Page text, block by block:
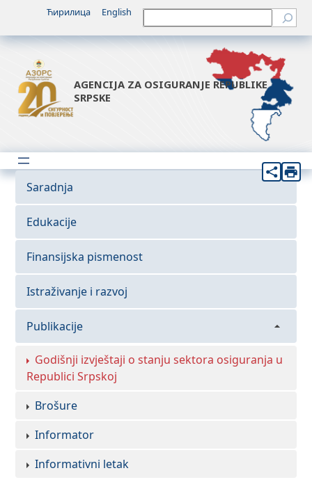
Ћирилица English Претрага
AGENCIJA ZA OSIGURANJE REPUBLIKE
SRPSKE
Saradnja
Edukacije
Finansijska pismenost
Istraživanje i razvoj
Publikacije
Godišnji izvještaji o stanju sektora osiguranja u
Republici Srpskoj
Brošure
Informator
Informativni letak